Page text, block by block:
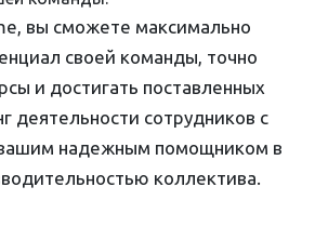
вы сможете максимально
своей команды, точно
и достигать поставленных
деятельности сотрудников с
надежным помощником в
коллектива.